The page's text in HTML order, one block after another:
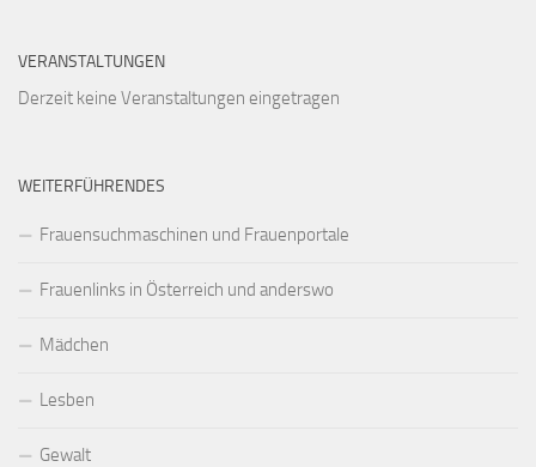
VERANSTALTUNGEN
Derzeit keine Veranstaltungen eingetragen
WEITERFÜHRENDES
Frauensuchmaschinen und Frauenportale
Frauenlinks in Österreich und anderswo
Mädchen
Lesben
Gewalt